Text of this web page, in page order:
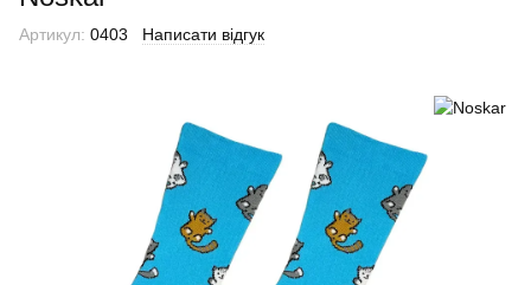
Артикул: 0403 Написати відгук